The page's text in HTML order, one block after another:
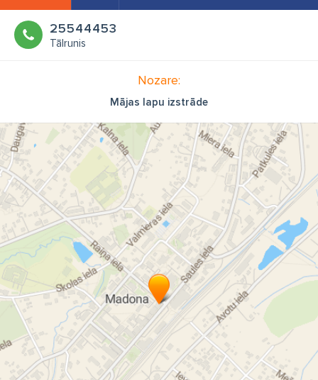
25544453
Tālrunis
Nozare:
Mājas lapu izstrāde